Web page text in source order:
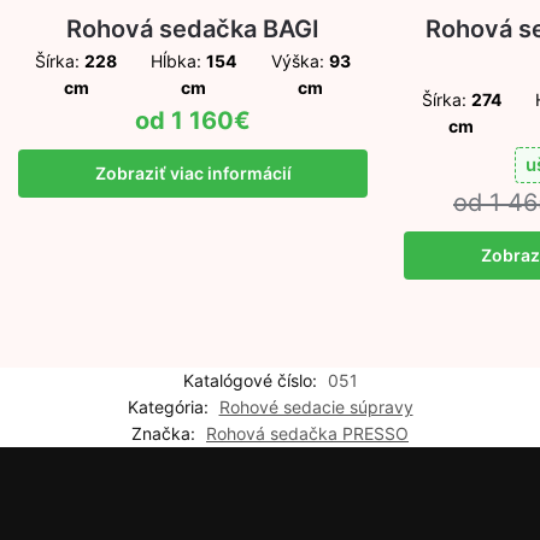
Rohová sedačka BAGI
Šírka: 228
cm
Hĺbka: 154
cm
Výška: 93
cm
1 160€
Zobraziť viac informácií
Rohová
Šírka: 274
cm
1
Katalógové číslo:
051
Kategória:
Rohové sedacie súpravy
Značka:
Rohová sedačka PRESSO